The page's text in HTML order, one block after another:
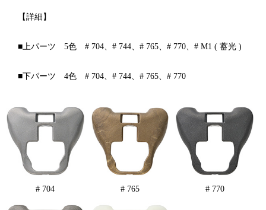
【詳細】
■上パーツ 5色 # 704、# 744、# 765、# 770、# M1 ( 蓄光 )
■下パーツ 4色 # 704、# 744、# 765、# 770
# 704 # 765 # 770